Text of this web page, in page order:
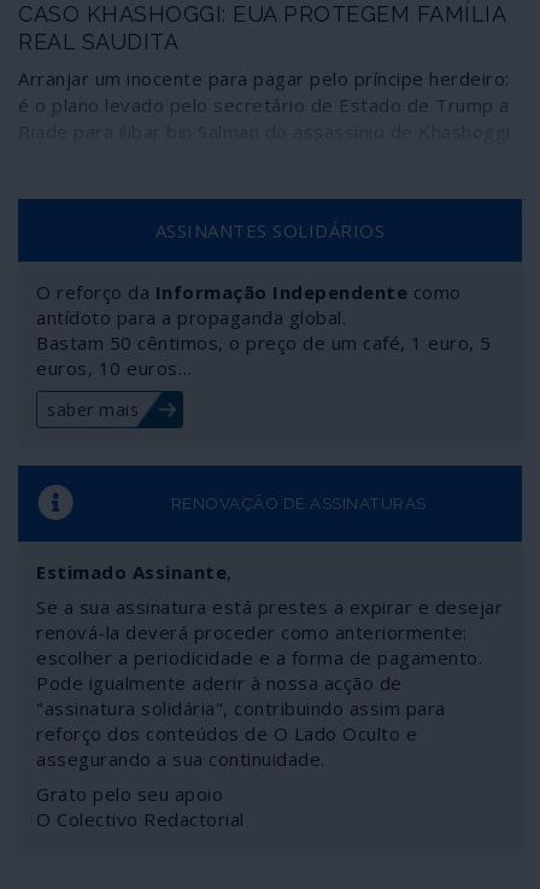
CASO KHASHOGGI: EUA PROTEGEM FAMÍLIA
REAL SAUDITA
Arranjar um inocente para pagar pelo príncipe herdeiro:
é o plano levado pelo secretário de Estado de Trump a
ASSINANTES SOLIDÁRIOS
O reforço da Informação Independente como
antídoto para a propaganda global.
Bastam 50 cêntimos, o preço de um café, 1 euro, 5
euros, 10 euros…
saber mais
RENOVAÇÃO DE ASSINATURAS
Estimado Assinante,
Se a sua assinatura está prestes a expirar e desejar
renová-la deverá proceder como anteriormente:
escolher a periodicidade e a forma de pagamento.
Pode igualmente aderir à nossa acção de
"assinatura solidária", contribuindo assim para
reforço dos conteúdos de O Lado Oculto e
assegurando a sua continuidade.
Grato pelo seu apoio
O Colectivo Redactorial